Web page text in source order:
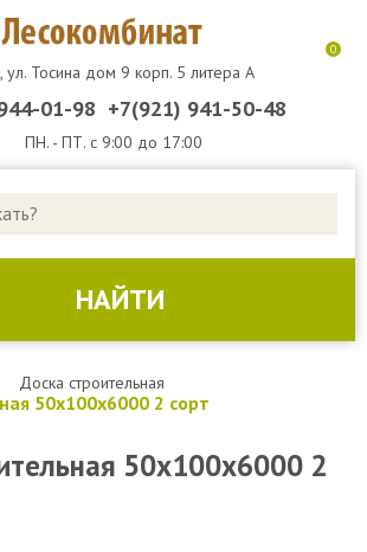
ул. Тосина дом 9 корп. 5 литера А
01-98 +7(921) 941-50-48
ПН. - ПТ. с 9:00 до 17:00
0
ДОСКА СТРОИТЕЛЬНАЯ
БРУСОК
ДОСКА НЕОБРЕЗНАЯ
НАЙТИ
Доска строительная
50х100х6000 2 сорт
50х100х6000 2